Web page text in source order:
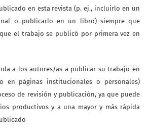
en esta revista (p. ej., incluirlo en un
o publicarlo en un libro) siempre que
el trabajo se publicó por primera vez en
a los autores/as a publicar su trabajo en
en páginas institucionales o personales)
de revisión y publicación, ya que puede
productivos y a una mayor y más rápida